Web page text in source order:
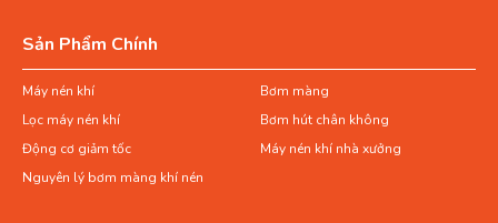
Sản Phẩm Chính
Máy nén khí
Bơm màng
Lọc máy nén khí
Bơm hút chân không
Động cơ giảm tốc
Máy nén khí nhà xưởng
Nguyên lý bơm màng khí nén